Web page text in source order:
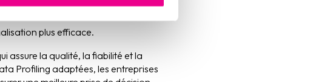
plus efficace.
assure la qualité, la fiabilité et la
Profiling adaptées, les entreprises